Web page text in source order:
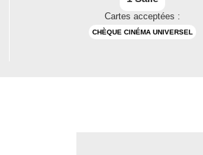
Cartes acceptées :
CHÈQUE CINÉMA UNIVERSEL